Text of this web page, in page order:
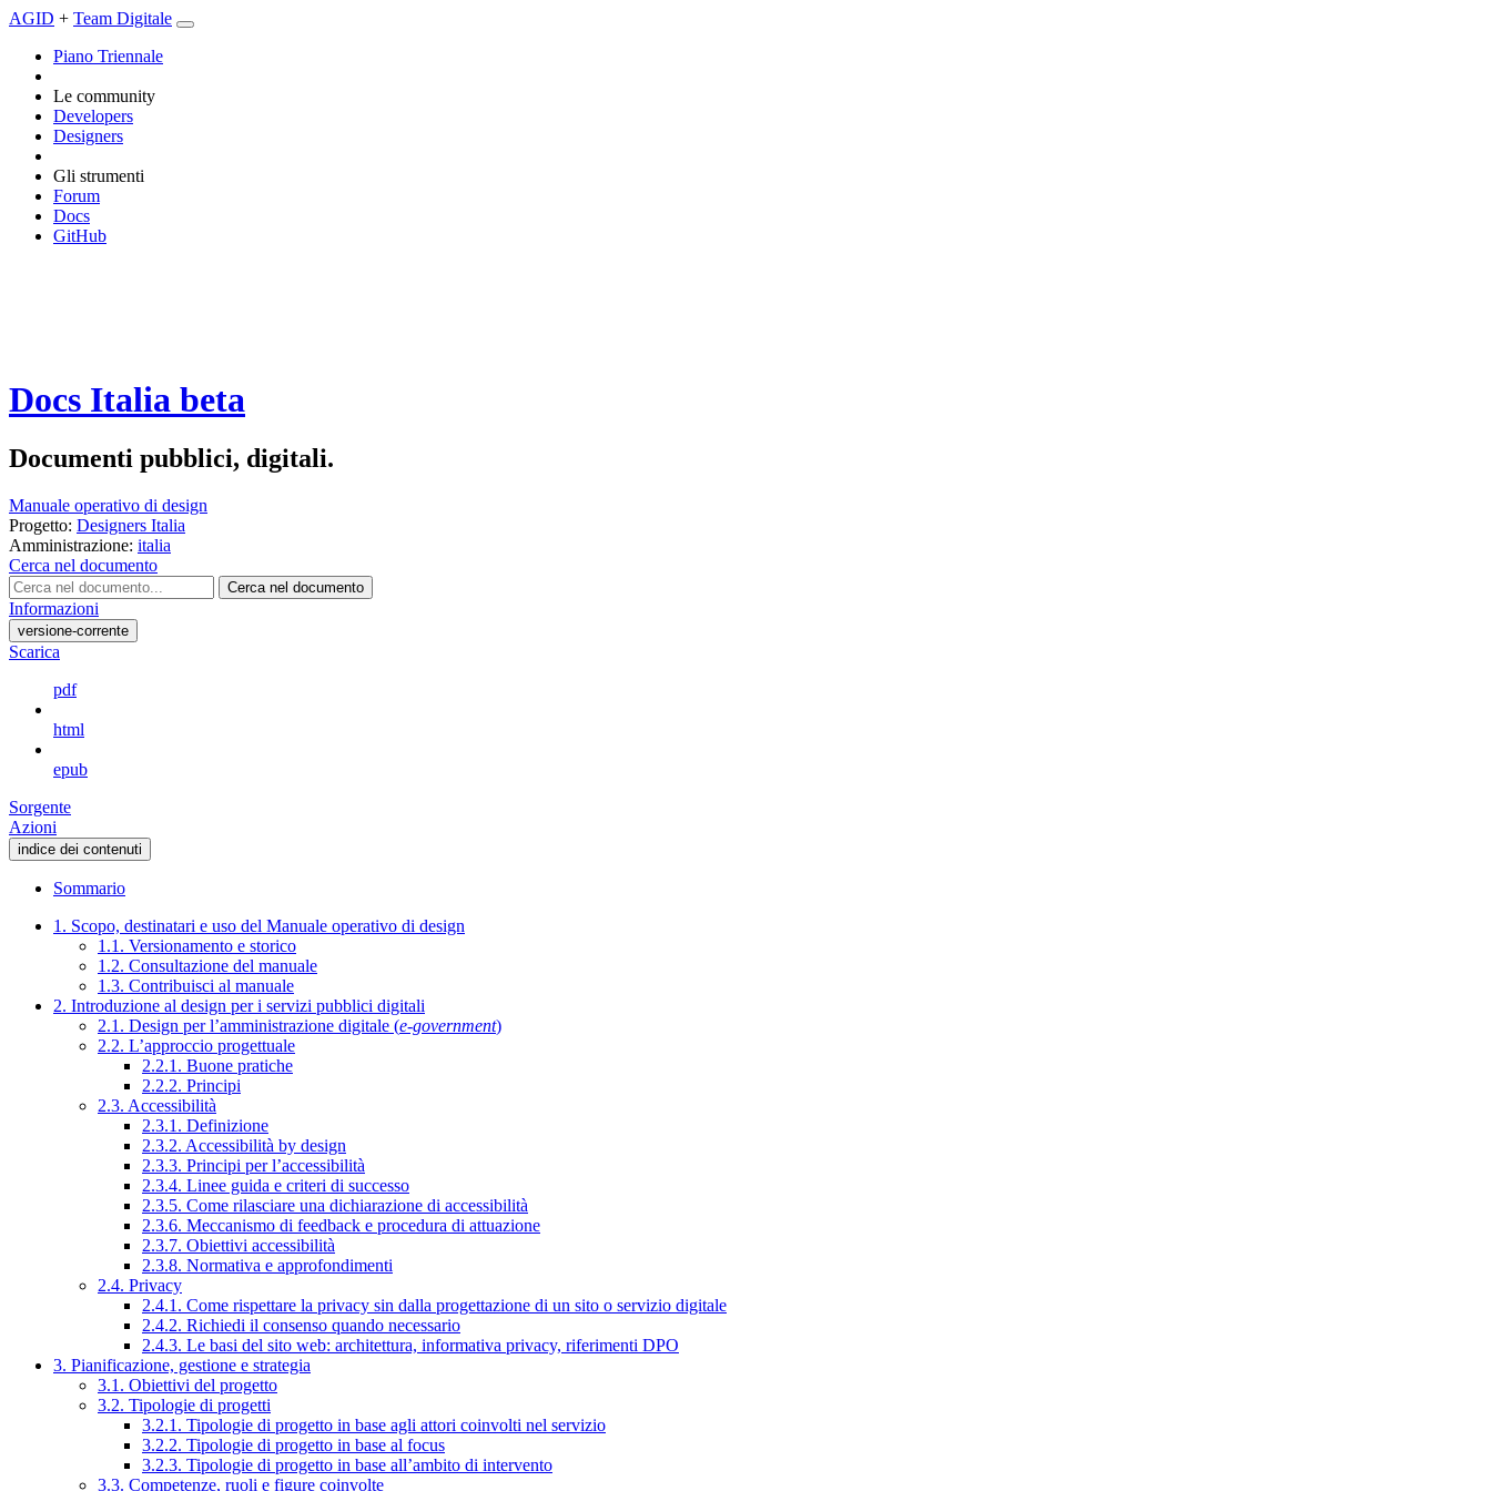
AGID + Team Digitale
Piano Triennale
Le community
Developers
Designers
Gli strumenti
Forum
Docs
GitHub
Docs Italia beta
Documenti pubblici, digitali.
Manuale operativo di design
Progetto: Designers Italia
Amministrazione: italia
Cerca nel documento
Cerca nel documento
Informazioni
versione-corrente
Scarica
pdf
html
epub
Sorgente
Azioni
indice dei contenuti
Sommario
1. Scopo, destinatari e uso del Manuale operativo di design
1.1. Versionamento e storico
1.2. Consultazione del manuale
1.3. Contribuisci al manuale
2. Introduzione al design per i servizi pubblici digitali
2.1. Design per l’amministrazione digitale (e-government)
2.2. L’approccio progettuale
2.2.1. Buone pratiche
2.2.2. Principi
2.3. Accessibilità
2.3.1. Definizione
2.3.2. Accessibilità by design
2.3.3. Principi per l’accessibilità
2.3.4. Linee guida e criteri di successo
2.3.5. Come rilasciare una dichiarazione di accessibilità
2.3.6. Meccanismo di feedback e procedura di attuazione
2.3.7. Obiettivi accessibilità
2.3.8. Normativa e approfondimenti
2.4. Privacy
2.4.1. Come rispettare la privacy sin dalla progettazione di un sito o servizio digitale
2.4.2. Richiedi il consenso quando necessario
2.4.3. Le basi del sito web: architettura, informativa privacy, riferimenti DPO
3. Pianificazione, gestione e strategia
3.1. Obiettivi del progetto
3.2. Tipologie di progetti
3.2.1. Tipologie di progetto in base agli attori coinvolti nel servizio
3.2.2. Tipologie di progetto in base al focus
3.2.3. Tipologie di progetto in base all’ambito di intervento
3.3. Competenze, ruoli e figure coinvolte